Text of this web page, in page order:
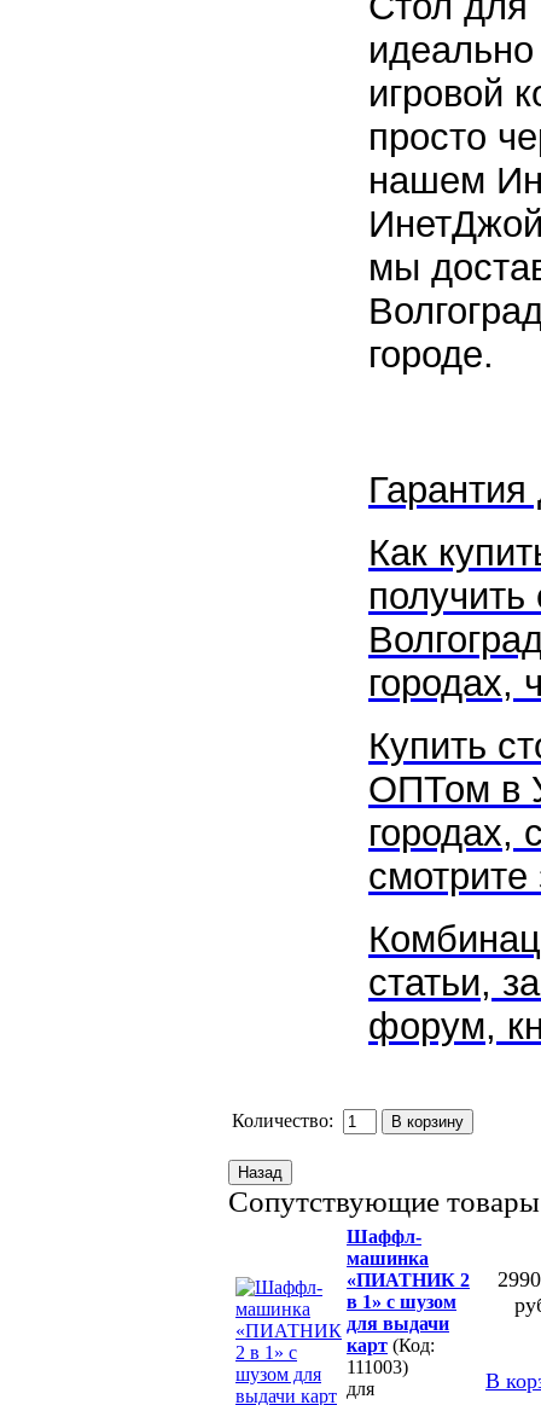
игровой
просто
нашем
мы
городе.
Гарантия
Как
городах,
Купить
ОПТом в
городах,
смотрите
статьи,
форум,
Количество:
Сопутствующие товары
Шаффл-
машинка
«ПИАТНИК 2
в 1» с шузом
для выдачи
карт (Код:
111003)
для
В